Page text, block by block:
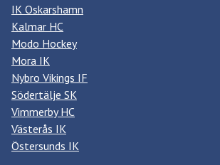
IK Oskarshamn
Kalmar HC
Modo Hockey
Mora IK
Nybro Vikings IF
Södertälje SK
Vimmerby HC
Västerås IK
Östersunds IK